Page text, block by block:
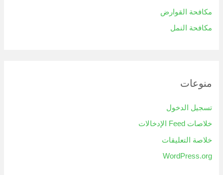
مكافحة القوارض
مكافحة النمل
منوعات
تسجيل الدخول
خلاصات Feed الإدخالات
خلاصة التعليقات
WordPress.org